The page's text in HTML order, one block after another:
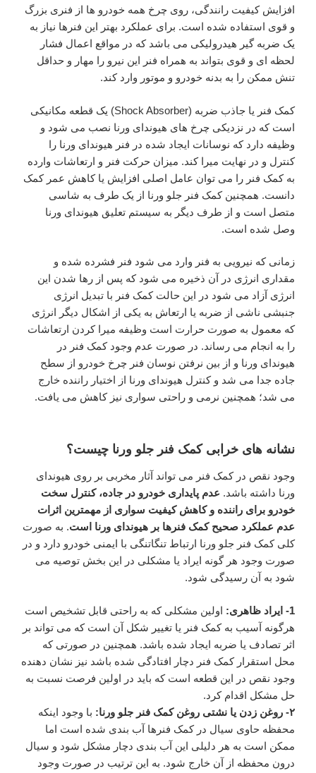
افزایش کیفیت رانندگی، روی چرخ همه خودرو ها از فنری بزرگ
و قوی استفاده شده است. برای عملکرد بهتر این فنرها نیاز به
یک ضربه گیر هیدرولیکی می باشد که در مواقع اعمال فشار
لحظه ای و قوی بتواند به همراه فنر این نیرو را مهار و حداقل
تنش ممکن را به بدنه خودرو و موتور وارد کند.
کمک فنر یا جاذب ضربه (Shock Absorber) یک قطعه مکانیکی
است که در نزدیکی چرخ های هیوندای ورنا نصب می شود و
وظیفه دارد که نوسانات ایجاد شده در فنر هیوندای ورنا را
کنترل و در نهایت میرا کند. میزان حرکت فنر و ارتعاشات وارده
به کمک فنر را می توان عامل اصلی افزایش یا کاهش عمر کمک
دانست. همچنین کمک فنر جلو ورنا از یک طرف به شاسی
متصل است و از طرف دیگر به سیستم تعلیق هیوندای ورنا
وصل شده است.
زمانی که نیرویی به فنر وارد می شود فنر فشرده شده و
مقداری انرژی در آن ذخیره می شود که پس از رها شدن این
انرژی آزاد می شود در این حالت کمک فنر با تبدیل انرژی
جنبشی ناشی از ضربه یا ارتعاش به یکی از اشکال دیگر انرژی
که معمول به صورت حرارت است وظیفه میرا کردن ارتعاشات
را به انجام می رساند. در صورت عدم وجود کمک فنر در
هیوندای ورنا و از بین نرفتن نوسان فنر چرخ خودرو از سطح
جاده جدا می شد و کنترل هیوندای ورنا از اختیار راننده خارج
می شد؛ همچنین نرمی و راحتی سواری نیز کاهش می یافت.
نشانه های خرابی کمک فنر جلو ورنا چیست؟
وجود نقص در کمک فنر می تواند آثار مخربی بر روی هیوندای
ورنا داشته باشد. عدم پایداری خودرو در جاده، کنترل سخت
خودرو برای راننده و کاهش کیفیت سواری از مهمترین اثرات
عدم عملکرد صحیح کمک فنرها بر هیوندای ورنا است. به صورت
کلی کمک فنر جلو ورنا ارتباط تنگاتنگی با ایمنی خودرو دارد و در
صورت وجود هر گونه ایراد یا مشکلی در این بخش توصیه می
شود به آن رسیدگی شود.
1- ایراد ظاهری:
اولین مشکلی که به راحتی قابل تشخیص است
هرگونه آسیب به کمک فنر یا تغییر شکل آن است که می تواند بر
اثر تصادف یا ضربه ایجاد شده باشد. همچنین در صورتی که
محل استقرار کمک فنر دچار افتادگی شده باشد نیز نشان دهنده
وجود نقص در این قطعه است که باید در اولین فرصت نسبت به
حل مشکل اقدام کرد.
۲- روغن زدن یا نشتی روغن کمک فنر جلو ورنا:
با وجود اینکه
محفظه حاوی سیال در کمک فنرها آب بندی شده است اما
ممکن است به هر دلیلی این آب بندی دچار مشکل شود و سیال
درون محفظه از آن خارج شود. به این ترتیب در صورت وجود